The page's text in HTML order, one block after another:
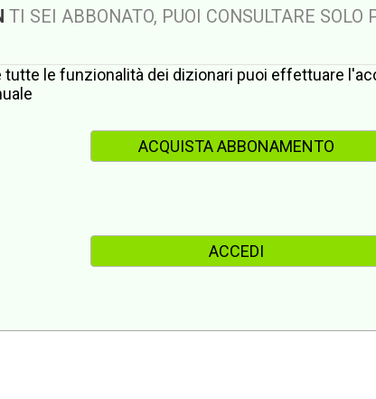
TI SEI ABBONATO, PUOI CONSULTARE
tutte le funzionalità dei dizionari puoi effettuare
ACQUISTA ABBONAMENTO
ACCEDI